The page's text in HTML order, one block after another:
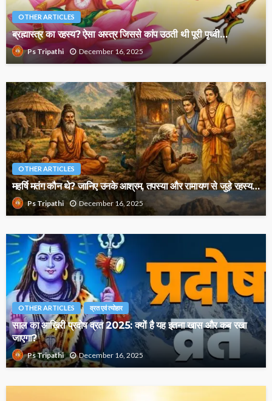
OTHER ARTICLES
ब्रह्मास्त्र का रहस्य? ऐसा अस्त्र जिससे कांप उठती थी पूरी पृथ्वी…
Ps Tripathi December 16, 2025
OTHER ARTICLES
महर्षि मतंग कौन थे? जानिए उनके आश्रम, तपस्या और रामायण से जुड़े रहस्य…
Ps Tripathi December 16, 2025
OTHER ARTICLES व्रत एवं त्योहार
साल का आख़िरी प्रदोष व्रत 2025: क्यों है यह इतना खास और कब रखा
जाएगा?
Ps Tripathi December 16, 2025